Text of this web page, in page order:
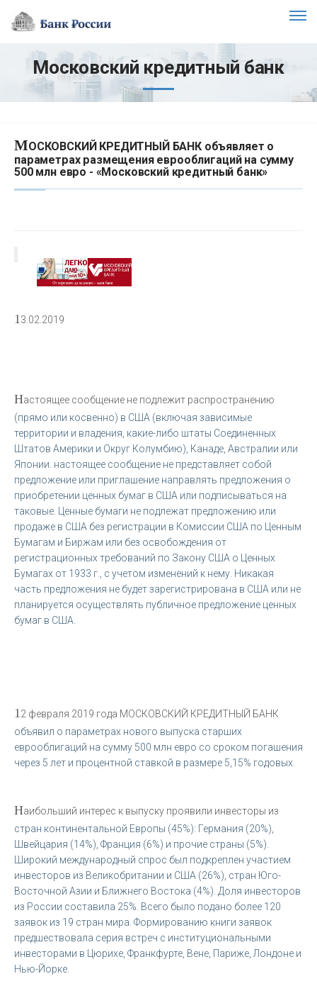
Московский кредитный банк
МОСКОВСКИЙ КРЕДИТНЫЙ БАНК объявляет о
параметрах размещения еврооблигаций на сумму
500 млн евро - «Московский кредитный банк»
1 3.02.2019
Настоящее сообщение не подлежит распространению
(прямо или косвенно) в США (включая зависимые
территории и владения, какие-либо штаты Соединенных
Штатов Америки и Округ Колумбию), Канаде, Австралии или
Японии. настоящее сообщение не представляет собой
предложение или приглашение направлять предложения о
приобретении ценных бумаг в США или подписываться на
таковые. Ценные бумаги не подлежат предложению или
продаже в США без регистрации в Комиссии США по Ценным
Бумагам и Биржам или без освобождения от
регистрационных требований по Закону США о Ценных
Бумагах от 1933 г., с учетом изменений к нему. Никакая
часть предложения не будет зарегистрирована в США или не
планируется осуществлять публичное предложение ценных
бумаг в США.
1 2 февраля 2019 года МОСКОВСКИЙ КРЕДИТНЫЙ БАНК
объявил о параметрах нового выпуска старших
еврооблигаций на сумму 500 млн евро со сроком погашения
через 5 лет и процентной ставкой в размере 5,15% годовых.
Наибольший интерес к выпуску проявили инвесторы из
стран континентальной Европы (45%): Германия (20%),
Швейцария (14%), Франция (6%) и прочие страны (5%).
Широкий международный спрос был подкреплен участием
инвесторов из Великобритании и США (26%), стран Юго-
Восточной Азии и Ближнего Востока (4%). Доля инвесторов
из России составила 25%. Всего было подано более 120
заявок из 19 стран мира. Формированию книги заявок
предшествовала серия встреч с институциональными
инвесторами в Цюрихе, Франкфурте, Вене, Париже, Лондоне и
Нью-Йорке.